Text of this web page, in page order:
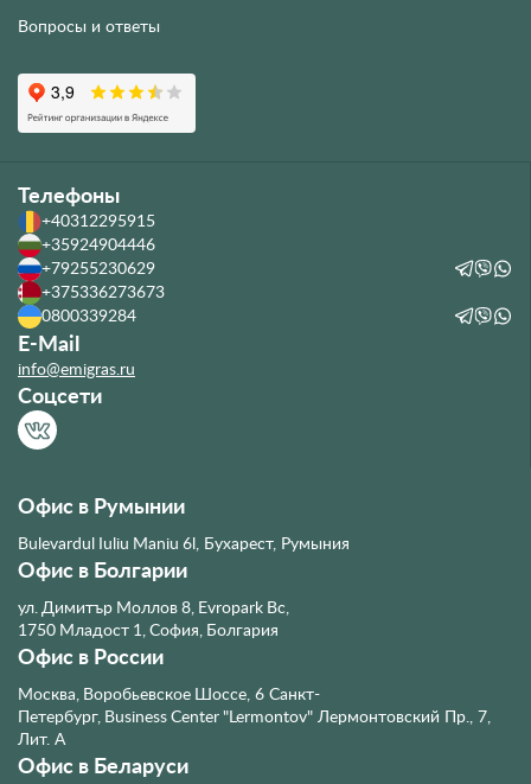
Оплата услуг
Вопросы и ответы
Телефоны
+40312295915
+35924904446
+79255230629
+375336273673
0800339284
E-Mail
info@emigras.ru
Офис в Румынии
Bulevardul Iuliu Maniu 6l, Бухарест, Румыния
Офис в Болгарии
1750 Младост 1, София, Болгария
Офис в России
Москва, Воробьевское Шоссе, 6